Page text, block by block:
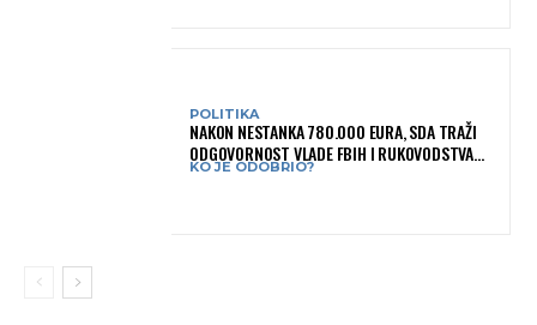
POLITIKA
NAKON NESTANKA 780.000 EURA, SDA TRAŽI
ODGOVORNOST VLADE FBIH I RUKOVODSTVA
IGMANA
KO JE ODOBRIO?